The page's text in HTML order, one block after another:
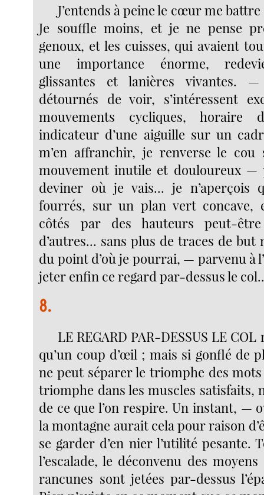
J’entends à peine le cœur me
Je souffle moins, et je ne pense
genoux, et les cuisses, qui avaient
une importance énorme,
glissantes et lanières vivantes.
détournés de voir, s’intéressent
mouvements cycliques, horaire
indicateur d’une aiguille sur un
m’en affranchir, je renverse le
mouvement inutile et douloureux —
deviner où je vais... je n’aperçois
fourrés, sur un plan vert concave,
côtés par des hauteurs peut-
d’autres... sans plus de traces de
du point d’où je pourrai, — parvenu à
jeter enfin ce regard par-dessus le
8.
LE REGARD PAR-DESSUS LE COL
qu’un coup d’œil ; mais si gonflé de
ne peut séparer le triomphe des
triomphe dans les muscles satisfaits,
de ce que l’on respire. Un instant, —
la montagne aurait cela pour raison
se garder d’en nier l’utilité pesante.
l’escalade, le déconvenu des
rancunes sont jetées par-dessus